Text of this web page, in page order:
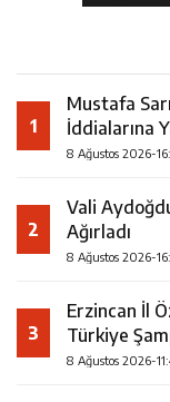
1
Mustafa
İddialarına
8 Ağustos 2026-
2
Vali
Ağırladı
8 Ağustos 2026-
3
Erzincan İl
Türkiye
8 Ağustos 2026-